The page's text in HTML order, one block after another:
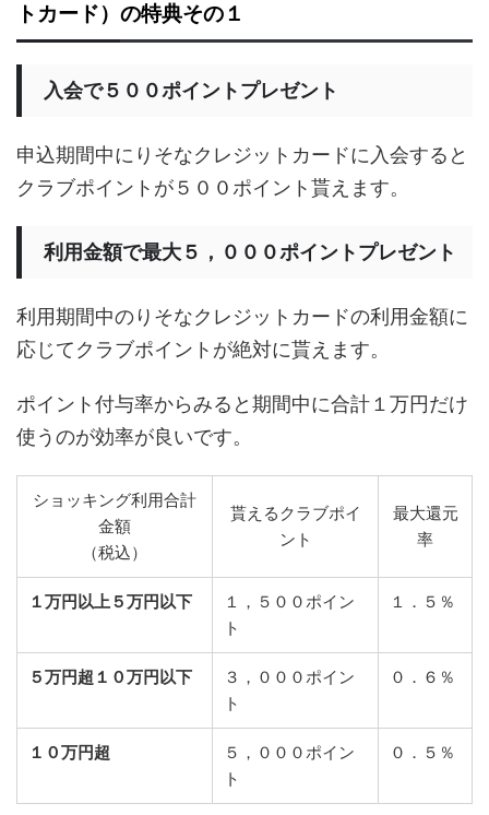
トカード）の特典その１
入会で５００ポイントプレゼント
申込期間中にりそなクレジットカードに入会すると
クラブポイントが５００ポイント貰えます。
利用金額で最大５，０００ポイントプレゼント
利用期間中のりそなクレジットカードの利用金額に
応じてクラブポイントが絶対に貰えます。
ポイント付与率からみると期間中に合計１万円だけ
使うのが効率が良いです。
ショッキング利用合計
金額
（税込）
貰えるクラブポイ
ント
最大還元
率
１万円以上５万円以下
１，５００ポイン
ト
１．５％
５万円超１０万円以下
３，０００ポイン
ト
０．６％
１０万円超
５，０００ポイン
ト
０．５％